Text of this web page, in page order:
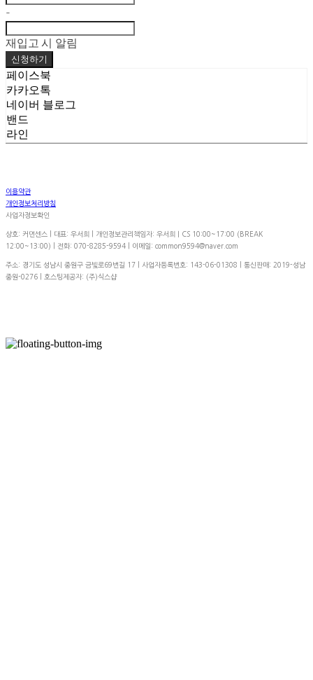
-
재입고 시 알림
신청하기
페이스북
카카오톡
네이버 블로그
밴드
라인
이용약관
개인정보처리방침
사업자정보확인
상호: 커먼센스 | 대표: 우서희 | 개인정보관리책임자: 우서희ㅣCS 10:00~17:00 (BREAK
12:00~13:00) | 전화: 070-8285-9594 | 이메일: common9594@naver.com
주소: 경기도 성남시 중원구 금빛로69번길 17 | 사업자등록번호: 143-06-01308 | 통신판매: 2019-성남
중원-0276 | 호스팅제공자: (주)식스샵